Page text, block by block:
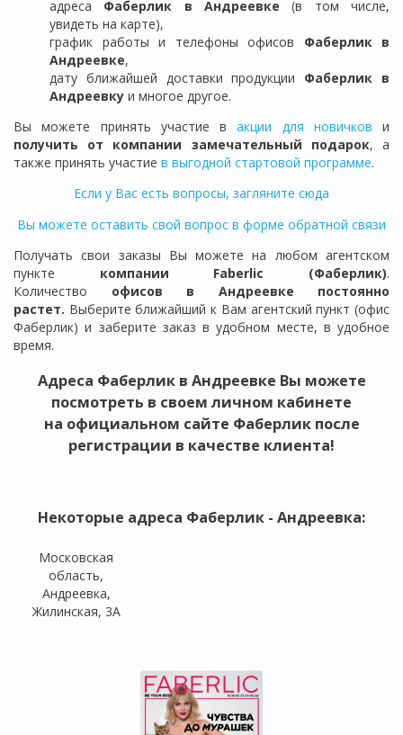
адреса Фаберлик в Андреевке(в том числе,
увидеть на карте),
график работы и телефоны офисов Фаберлик в
Андреевке,
дату ближайшей доставки продукции Фаберлик в
Андреевку и многое другое.
Вы можете принять участие вакции для новичков и
получить от компании замечательный подарок, а
также принять участие в выгодной стартовой программе.
Если у Вас есть вопросы, загляните сюда
Вы можете оставить свой вопрос в форме обратной связи
Получать свои заказы Вы можете на любом агентском
пункте компании Faberlic (Фаберлик).
Количество офисов в Андреевке постоянно
растет. Выберите ближайший к Вам агентский пункт (офис
Фаберлик) и заберите заказ в удобном месте, в удобное
время.
Адреса Фаберлик в Андреевке Вы можете
посмотреть в своем личном кабинете
на официальном сайте Фаберлик после
регистрации в качестве клиента!
Некоторые адреса Фаберлик - Андреевка:
Московская
область,
Андреевка,
Жилинская, 3А